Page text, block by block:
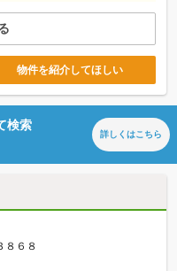
物件を紹介してほしい
検索
詳しくはこちら
８６８